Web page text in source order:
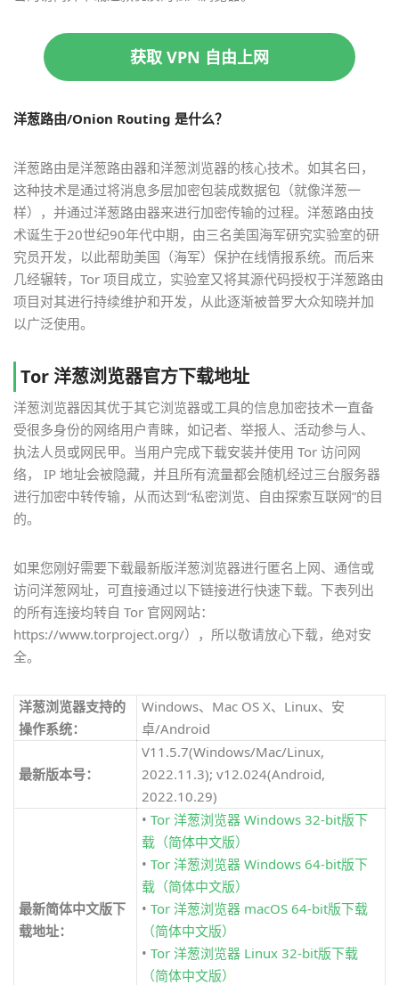
获取 VPN 自由上网
洋葱路由/Onion Routing 是什么？
洋葱路由是洋葱路由器和洋葱浏览器的核心技术。如其名曰，
这种技术是通过将消息多层加密包装成数据包（就像洋葱一
样），并通过洋葱路由器来进行加密传输的过程。洋葱路由技
术诞生于20世纪90年代中期，由三名美国海军研究实验室的研
究员开发，以此帮助美国（海军）保护在线情报系统。而后来
几经辗转，Tor 项目成立，实验室又将其源代码授权于洋葱路由
项目对其进行持续维护和开发，从此逐渐被普罗大众知晓并加
以广泛使用。
Tor 洋葱浏览器官方下载地址
洋葱浏览器因其优于其它浏览器或工具的信息加密技术一直备
受很多身份的网络用户青睐，如记者、举报人、活动参与人、
执法人员或网民甲。当用户完成下载安装并使用 Tor 访问网
络， IP 地址会被隐藏，并且所有流量都会随机经过三台服务器
进行加密中转传输，从而达到“私密浏览、自由探索互联网”的目
的。
如果您刚好需要下载最新版洋葱浏览器进行匿名上网、通信或
访问洋葱网址，可直接通过以下链接进行快速下载。下表列出
的所有连接均转自 Tor 官网网站：
https://www.torproject.org/），所以敬请放心下载，绝对安
全。
洋葱浏览器支持的
操作系统：
Windows、Mac OS X、Linux、安
卓/Android
最新版本号：
V11.5.7(Windows/Mac/Linux,
2022.11.3); v12.024(Android,
2022.10.29)
最新简体中文版下
载地址：
• Tor 洋葱浏览器 Windows 32-bit版下
载（简体中文版）
• Tor 洋葱浏览器 Windows 64-bit版下
载（简体中文版）
• Tor 洋葱浏览器 macOS 64-bit版下载
（简体中文版）
• Tor 洋葱浏览器 Linux 32-bit版下载
（简体中文版）